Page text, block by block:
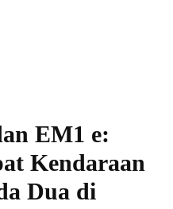
EM1 e:
Kendaraan
Dua di